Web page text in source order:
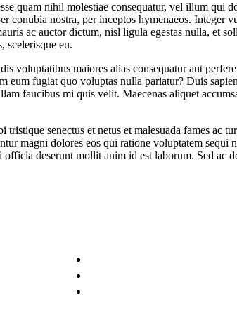
quam nihil molestiae consequatur, vel illum
conubia nostra, per inceptos hymenaeos.
ac auctor dictum, nisl ligula egestas nulla, et
scelerisque eu.
voluptatibus maiores alias consequatur aut
eum fugiat quo voluptas nulla pariatur? Duis
faucibus mi quis velit. Maecenas aliquet
senectus et netus et malesuada fames ac
magni dolores eos qui ratione voluptatem
deserunt mollit anim id est laborum. Sed ac